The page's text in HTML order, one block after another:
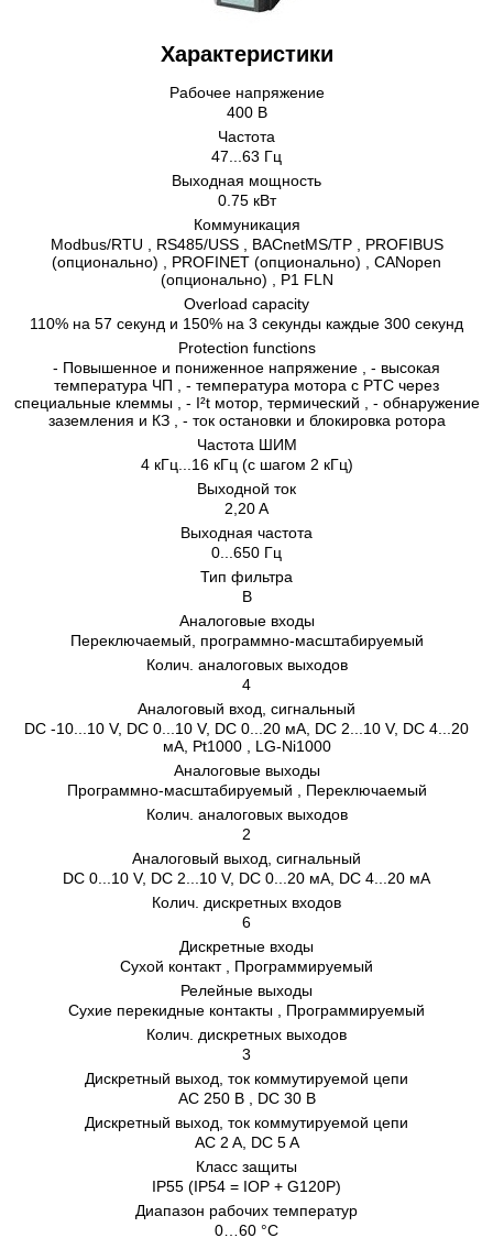
Характеристики
Рабочее напряжение
400 В
Частота
47...63 Гц
Выходная мощность
0.75 кВт
Коммуникация
Modbus/RTU , RS485/USS , BACnetMS/TP , PROFIBUS
(опционально) , PROFINET (опционально) , CANopen
(опционально) , P1 FLN
Overload capacity
110% на 57 секунд и 150% на 3 секунды каждые 300 секунд
Protection functions
- Повышенное и пониженное напряжение , - высокая
температура ЧП , - температура мотора с PTC через
специальные клеммы , - I²t мотор, термический , - обнаружение
заземления и КЗ , - ток остановки и блокировка ротора
Частота ШИМ
4 кГц...16 кГц (с шагом 2 кГц)
Выходной ток
2,20 A
Выходная частота
0...650 Гц
Тип фильтра
B
Аналоговые входы
Переключаемый, программно-масштабируемый
Колич. аналоговых выходов
4
Аналоговый вход, сигнальный
DC -10...10 V, DC 0...10 V, DC 0...20 мA, DC 2...10 V, DC 4...20
мA, Pt1000 , LG-Ni1000
Аналоговые выходы
Программно-масштабируемый , Переключаемый
Колич. аналоговых выходов
2
Аналоговый выход, сигнальный
DC 0...10 V, DC 2...10 V, DC 0...20 мA, DC 4...20 мA
Колич. дискретных входов
6
Дискретные входы
Сухой контакт , Программируемый
Релейные выходы
Сухие перекидные контакты , Программируемый
Колич. дискретных выходов
3
Дискретный выход, ток коммутируемой цепи
AC 250 В , DC 30 В
Дискретный выход, ток коммутируемой цепи
AC 2 A, DC 5 A
Класс защиты
IP55 (IP54 = IOP + G120P)
Диапазон рабочих температур
0…60 °C